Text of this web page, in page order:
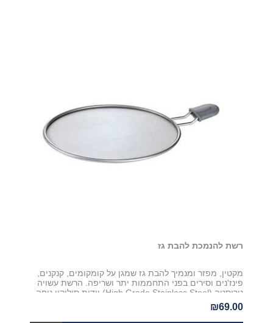
רשת להנמכת להבת גז
מקטין, מפזר ומנמיך להבת גז שמגן על קומקומים, קנקנים,
פינז'נים וסירים בפני התחממות יתר ושריפה. הרשת עשויה
נירוסטה (High Grade Stainless Steel) וידית סיליקון נוחה
ועמידה בפני חום. קוטר הרשת 19 ס"מ, 3 שנות אחריות.
₪69.00